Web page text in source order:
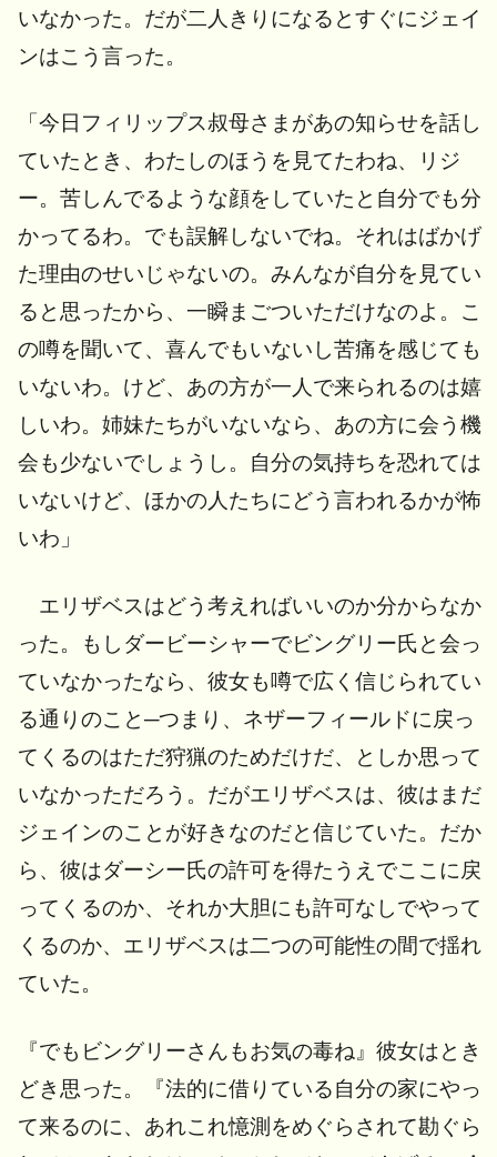
いなかった。だが二人きりになるとすぐにジェイ
ンはこう言った。
「今日フィリップス叔母さまがあの知らせを話し
ていたとき、わたしのほうを見てたわね、リジ
ー。苦しんでるような顔をしていたと自分でも分
かってるわ。でも誤解しないでね。それはばかげ
た理由のせいじゃないの。みんなが自分を見てい
ると思ったから、一瞬まごついただけなのよ。こ
の噂を聞いて、喜んでもいないし苦痛を感じても
いないわ。けど、あの方が一人で来られるのは嬉
しいわ。姉妹たちがいないなら、あの方に会う機
会も少ないでしょうし。自分の気持ちを恐れては
いないけど、ほかの人たちにどう言われるかが怖
いわ」
エリザベスはどう考えればいいのか分からなか
った。もしダービーシャーでビングリー氏と会っ
ていなかったなら、彼女も噂で広く信じられてい
る通りのこと─つまり、ネザーフィールドに戻っ
てくるのはただ狩猟のためだけだ、としか思って
いなかっただろう。だがエリザベスは、彼はまだ
ジェインのことが好きなのだと信じていた。だか
ら、彼はダーシー氏の許可を得たうえでここに戻
ってくるのか、それか大胆にも許可なしでやって
くるのか、エリザベスは二つの可能性の間で揺れ
ていた。
『でもビングリーさんもお気の毒ね』彼女はとき
どき思った。『法的に借りている自分の家にやっ
て来るのに、あれこれ憶測をめぐらされて勘ぐら